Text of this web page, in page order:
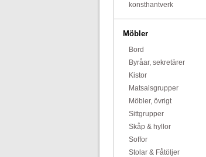
konsthantverk
Möbler
Bord
Byråar, sekretärer
Kistor
Matsalsgrupper
Möbler, övrigt
Sittgrupper
Skåp & hyllor
Soffor
Stolar & Fåtöljer